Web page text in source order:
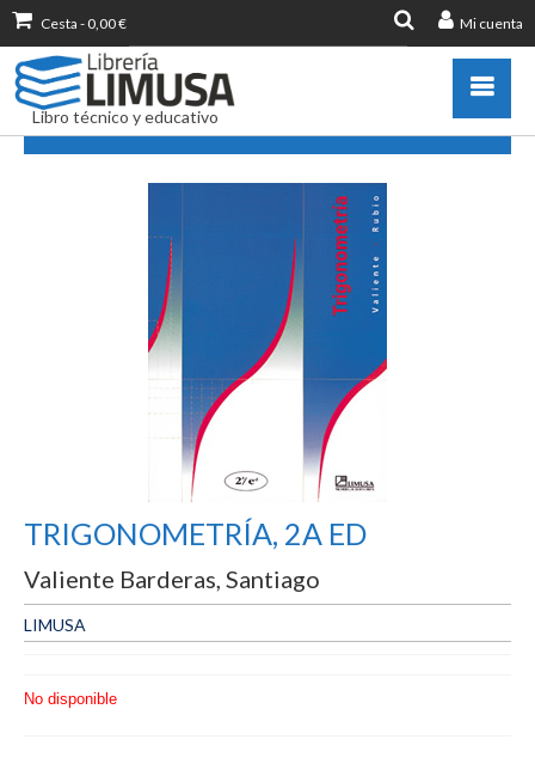
Mi cuenta
Cesta - 0,00€
Buscar
por:
Libro técnico y educativo
Libros más vendidos
Publicar con nosotros
Zona de profesores
Información sobre libro
Contacto
Aviso legal
Condiciones del servicio
Política de privacidad
Cambios y devoluciones
TRIGONOMETRÍA, 2A ED
Valiente Barderas, Santiago
LIMUSA
No disponible